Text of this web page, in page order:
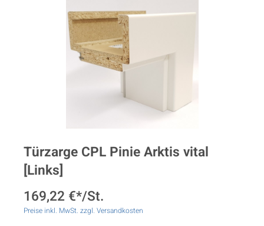
Türzarge CPL Pinie Arktis vital
[Links]
169,22 €*/St.
Preise inkl. MwSt. zzgl. Versandkosten